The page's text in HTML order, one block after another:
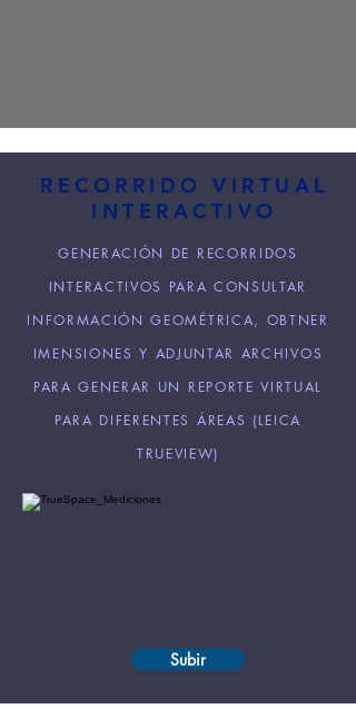
RECORRIDO VIRTUAL
INTERACTIVO
GENERACIÓN DE RECORRIDOS
INTERACTIVOS PARA CONSULTAR
INFORMACIÓN GEOMÉTRICA, OBTNER
IMENSIONES Y ADJUNTAR ARCHIVOS
PARA GENERAR UN REPORTE VIRTUAL
PARA DIFERENTES ÁREAS (LEICA
TRUEVIEW)
Subir